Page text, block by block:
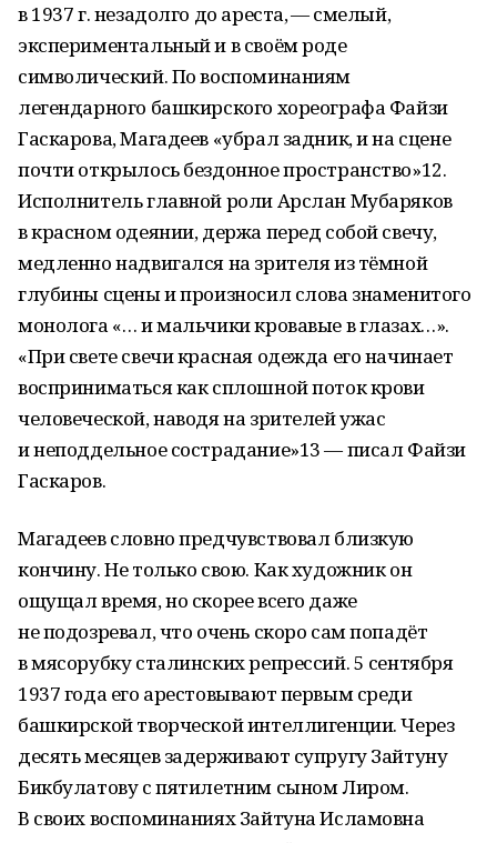
в 1937 г. незадолго до ареста, — смелый,
экспериментальный и в своём роде
символический. По воспоминаниям
легендарного башкирского хореографа Файзи
Гаскарова, Магадеев «убрал задник, и на сцене
почти открылось бездонное пространство»12.
Исполнитель главной роли Арслан Мубаряков
в красном одеянии, держа перед собой свечу,
медленно надвигался на зрителя из тёмной
глубины сцены и произносил слова знаменитого
монолога «… и мальчики кровавые в глазах…».
«При свете свечи красная одежда его начинает
восприниматься как сплошной поток крови
человеческой, наводя на зрителей ужас
и неподдельное сострадание»13 — писал Файзи
Гаскаров.
Магадеев словно предчувствовал близкую
кончину. Не только свою. Как художник он
ощущал время, но скорее всего даже
не подозревал, что очень скоро сам попадёт
в мясорубку сталинских репрессий. 5 сентября
1937 года его арестовывают первым среди
башкирской творческой интеллигенции. Через
десять месяцев задерживают супругу Зайтуну
Бикбулатову с пятилетним сыном Лиром.
В своих воспоминаниях Зайтуна Исламовна